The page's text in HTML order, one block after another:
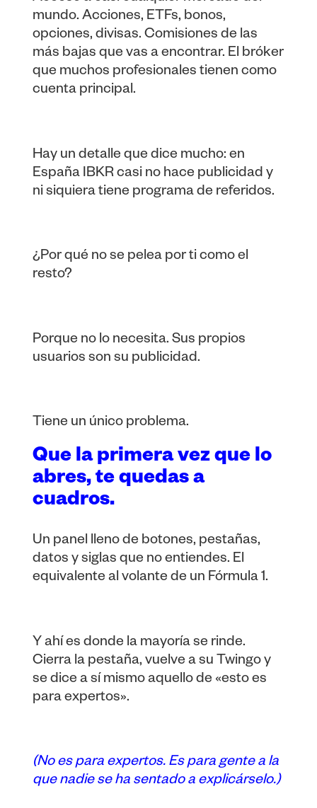
mundo. Acciones, ETFs, bonos,
opciones, divisas. Comisiones de las
más bajas que vas a encontrar. El bróker
que muchos profesionales tienen como
cuenta principal.
Hay un detalle que dice mucho: en
España IBKR casi no hace publicidad y
ni siquiera tiene programa de referidos.
¿Por qué no se pelea por ti como el
resto?
Porque no lo necesita. Sus propios
usuarios son su publicidad.
Tiene un único problema.
Que la primera vez que lo
abres, te quedas a
cuadros.
Un panel lleno de botones, pestañas,
datos y siglas que no entiendes. El
equivalente al volante de un Fórmula 1.
Y ahí es donde la mayoría se rinde.
Cierra la pestaña, vuelve a su Twingo y
se dice a sí mismo aquello de «esto es
para expertos».
(No es para expertos. Es para gente a la
que nadie se ha sentado a explicárselo.)